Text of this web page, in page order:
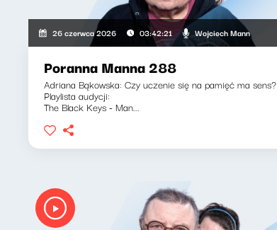
26 czerwca 2026 03:42:21 Wojciech Mann
Poranna Manna 288
Adriana Bąkowska: Czy uczenie się na pamięć ma sens?
Playlista audycji:
The Black Keys - Man...